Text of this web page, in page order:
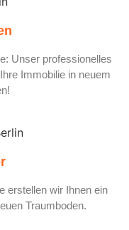
Unser professionelles
Immobilie in neuem
erstellen wir Ihnen ein
Traumboden.